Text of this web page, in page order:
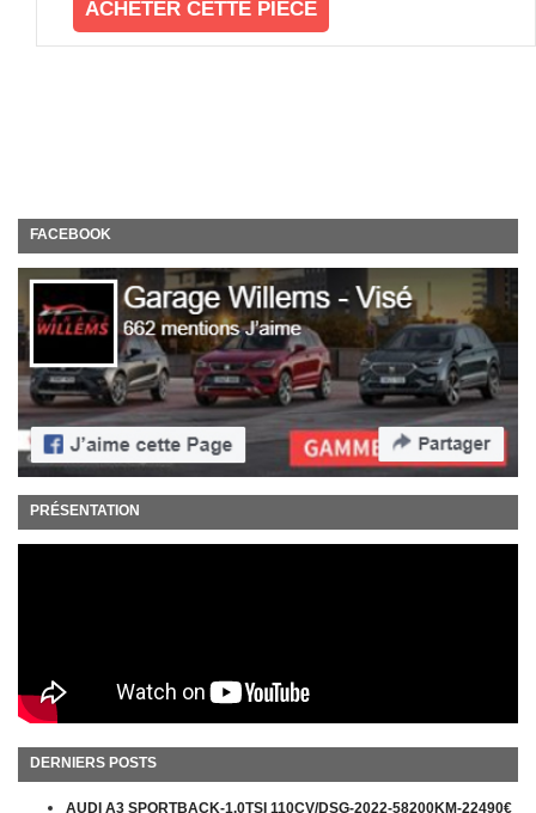
ACHETER CETTE PIÈCE
FACEBOOK
PRÉSENTATION
DERNIERS POSTS
AUDI A3 SPORTBACK-1.0TSI 110CV/DSG-2022-58200KM-22490€